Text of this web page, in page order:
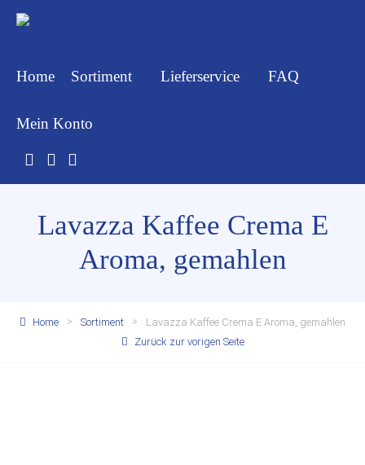
Home Sortiment Lieferservice FAQ
Mein Konto
Lavazza Kaffee Crema E
Aroma, gemahlen
Home Sortiment
Lavazza Kaffee Crema E Aroma, gemahlen
Zurück zur vorigen Seite